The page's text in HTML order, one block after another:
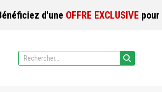
d'une OFFRE EXCLUSIVE